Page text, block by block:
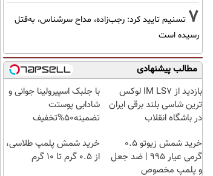
7 تسنیم تایید کرد: رجب‌زاده، مداح سرشناس، به‌قتل
رسیده است
مطالب پیشنهادی
بازدید از IM LS7 لوکس
ترین شاسی بلند برقی ایران
در باشگاه انقلاب
با جلبک اسپیرولینا جوانی و
شادابی پوستت
تضمینه50%تخفیف
خرید شمش زیوتو ۰.۵
گرمی عیار ۹۹۵ | ضد جعل
و پلمپ مخصوص
خرید شمش پلمپ طلاسی،
از ۰.۵ گرم تا ۱۰ گرم